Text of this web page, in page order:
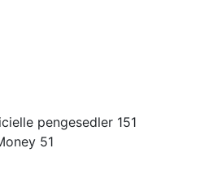
pengesedler 151
51